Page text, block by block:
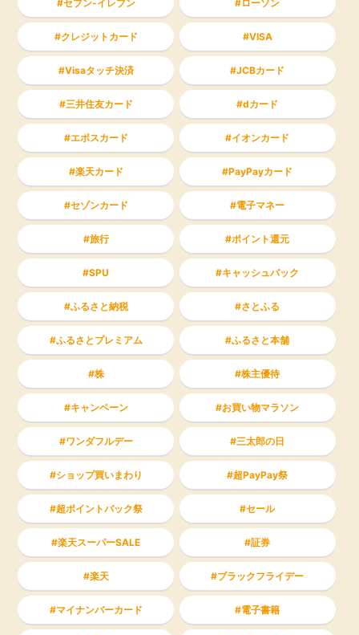
セブン-イレブン ローソン
クレジットカード VISA
Visaタッチ決済 JCBカード
三井住友カード dカード
エポスカード イオンカード
楽天カード PayPayカード
セゾンカード 電子マネー
旅行 ポイント還元
SPU キャッシュバック
ふるさと納税 さとふる
ふるさとプレミアム ふるさと本舗
株 株主優待
キャンペーン お買い物マラソン
ワンダフルデー 三太郎の日
ショップ買いまわり 超PayPay祭
超ポイントバック祭 セール
楽天スーパーSALE 証券
楽天 ブラックフライデー
マイナンバーカード 電子書籍